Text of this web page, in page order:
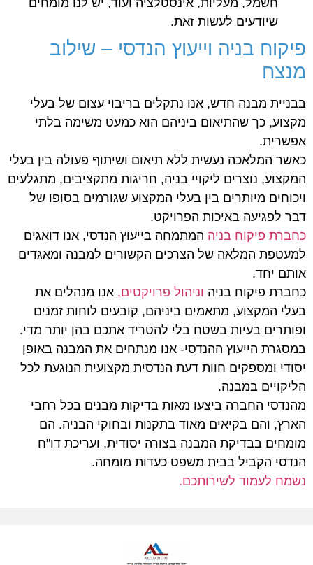
שיודעים לעשות זאת.
פיקוח בניה וייעוץ הנדסי – שילוב
מנצח
בבניית מבנה חדש, אנו נתקלים בריבוי עצום של בעלי
מקצוע, כך שהתיאום ביניהם הוא כמעט משימה בלתי
אפשרית.
כאשר המלאכה נעשית ללא תיאום ושיתוף פעולה בין בעלי
המקצוע, נוצרים ליקויי בניה, חריגות מתקציבים, מתגלעים
ויכוחים מיותרים בין בעלי המקצוע שגורמים בסופו של
דבר לפגיעה באיכות הפרויקט.
כחברת פיקוח בניה המתמחה בייעוץ הנדסי, אנו דואגים
למעטפת המלאה של הצרכים הקשורים למבנה ומאגדים
אותם יחד.
כחברת פיקוח בניה וניהול פרויקטים, אנו מנהלים את
בעלי המקצוע, מתאמים ביניהם, קובעים לוחות זמנים
ופותרים בעיות בשטח בלי להטריד אתכם בהן יותר מדי.
במסגרת הייעוץ ההנדסי- אנו מנתחים את המבנה באופן
יסודי ומספקים חוות דעת הנדסית מקצועית הנוגעת לכל
הליקויים במבנה.
מהנדסי החברה ביצעו מאות בדיקות מבנים בכל רחבי
הארץ, והם בקיאים מאוד בתקנות ובחוקי הבניה. הם
מומחים בבדיקת המבנה בצורה יסודית, ועריכת דו"ח
הנדסי הקביל בבית משפט כעדות מומחה.
נשמח לעמוד לשירותכם.